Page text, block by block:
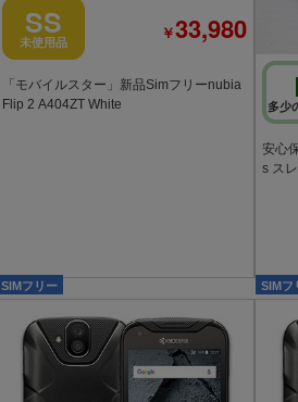
SS
未使用品 ￥33,980
「モバイルスター」新品Simフリーnubia
Flip 2 A404ZT White
多少
安心
s ス
SIMフリー SIMフ